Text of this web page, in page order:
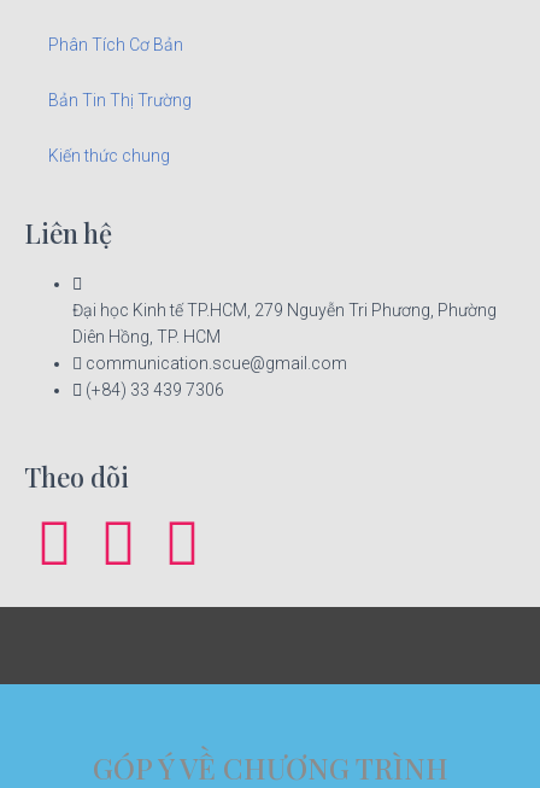
Phân Tích Cơ Bản
Bản Tin Thị Trường
Kiến thức chung
Liên hệ
Đại học Kinh tế TP.HCM, 279 Nguyễn Tri Phương, Phường
Diên Hồng, TP. HCM
communication.scue@gmail.com
(+84) 33 439 7306
Theo dõi
GÓP Ý VỀ CHƯƠNG TRÌNH